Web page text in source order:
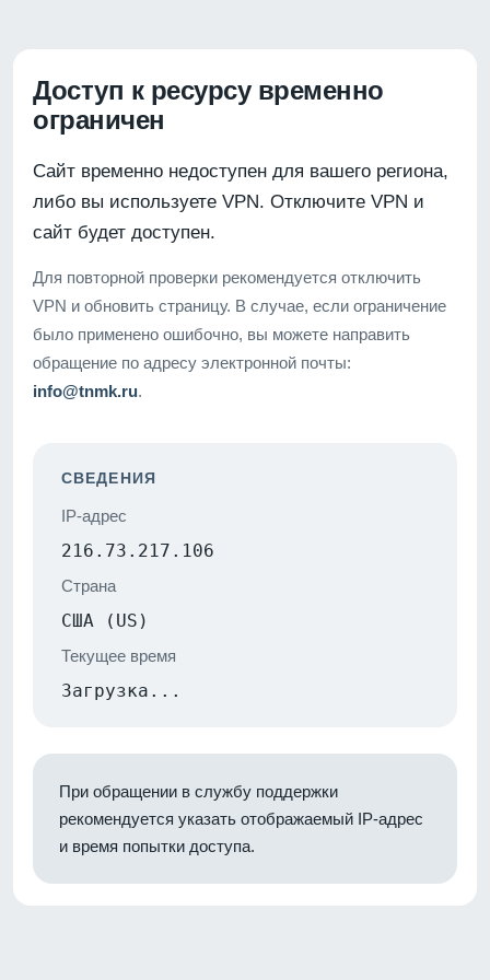
Доступ к ресурсу временно
ограничен
Сайт временно недоступен для вашего региона,
либо вы используете VPN. Отключите VPN и
сайт будет доступен.
Для повторной проверки рекомендуется отключить
VPN и обновить страницу. В случае, если ограничение
было применено ошибочно, вы можете направить
обращение по адресу электронной почты:
info@tnmk.ru.
СВЕДЕНИЯ
IP-адрес
216.73.217.106
Страна
США (US)
Текущее время
Загрузка...
При обращении в службу поддержки
рекомендуется указать отображаемый IP-адрес
и время попытки доступа.